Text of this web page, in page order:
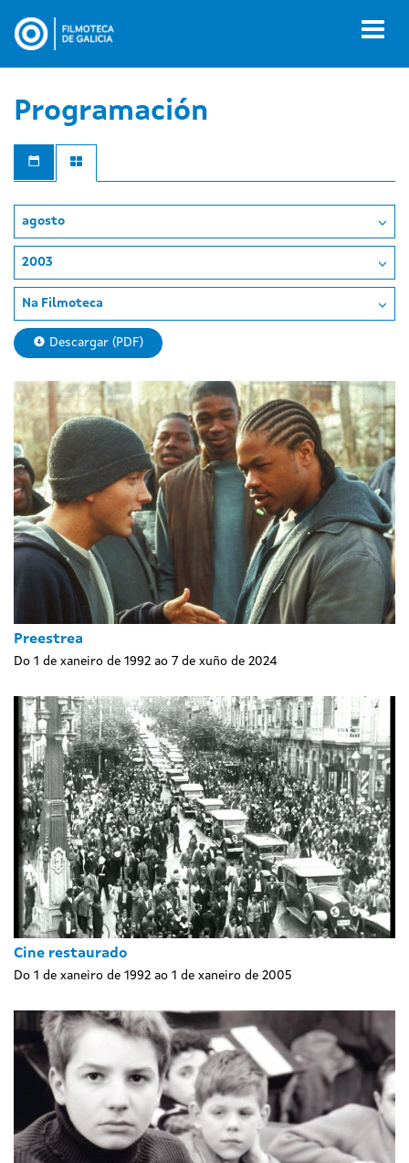
contido
Programación
agosto
2003
Na Filmoteca
Descargar (PDF)
Preestrea
Do 1 de xaneiro de 1992 ao 7 de xuño de 2024
Cine restaurado
Do 1 de xaneiro de 1992 ao 1 de xaneiro de 2005